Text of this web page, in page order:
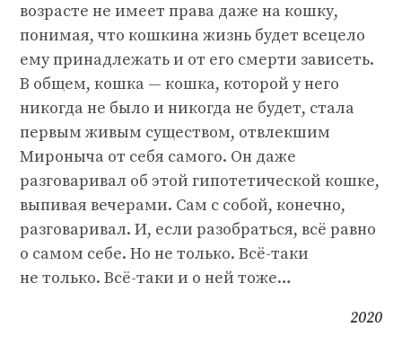
возрасте не имеет права даже на кошку,
понимая, что кошкина жизнь будет всецело
ему принадлежать и от его смерти зависеть.
В общем, кошка — кошка, которой у него
никогда не было и никогда не будет, стала
первым живым существом, отвлекшим
Мироныча от себя самого. Он даже
разговаривал об этой гипотетической кошке,
выпивая вечерами. Сам с собой, конечно,
разговаривал. И, если разобраться, всё равно
о самом себе. Но не только. Всё-таки
не только. Всё-таки и о ней тоже…
2020